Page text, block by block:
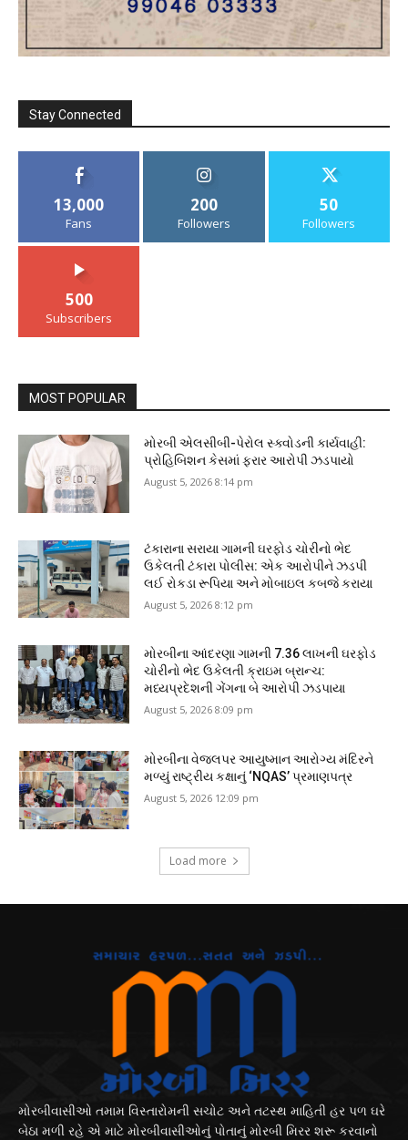
Stay Connected
13,000
Fans
200
Followers
50
Followers
500
Subscribers
MOST POPULAR
મોરબી એલસીબી-પેરોલ સ્ક્વોડની કાર્યવાહી:
પ્રોહિબિશન કેસમાં ફરાર આરોપી ઝડપાયો
August 5, 2026 8:14 pm
ટંકારાના સરાયા ગામની ઘરફોડ ચોરીનો ભેદ
ઉકેલતી ટંકારા પોલીસ: એક આરોપીને ઝડપી
લઈ રોકડા રૂપિયા અને મોબાઇલ કબજે કરાયા
August 5, 2026 8:12 pm
મોરબીના આંદરણા ગામની ₹7.36 લાખની ઘરફોડ
ચોરીનો ભેદ ઉકેલતી ક્રાઇમ બ્રાન્ચ:
મધ્યપ્રદેશની ગેંગના બે આરોપી ઝડપાયા
August 5, 2026 8:09 pm
મોરબીના વેજલપર આયુષ્માન આરોગ્ય મંદિરને
મળ્યું રાષ્ટ્રીય કક્ષાનું ‘NQAS’ પ્રમાણપત્ર
August 5, 2026 12:09 pm
Load more
મોરબીવાસીઓ તમામ વિસ્તારોમની સચોટ અને તટસ્થ માહિતી હર પળ ઘરે
બેઠા મળી રહે એ માટે મોરબીવાસીઓનું પોતાનું મોરબી મિરર શરૂ કરવાનો